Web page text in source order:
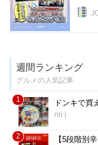
週間ランキング
グルメの人気記事
1 ドンキで買
riri
2 【5段階別